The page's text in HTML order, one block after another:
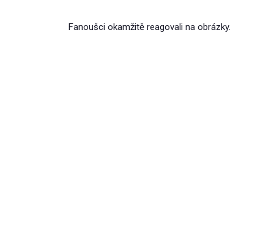
Fanoušci okamžitě reagovali na obrázky.